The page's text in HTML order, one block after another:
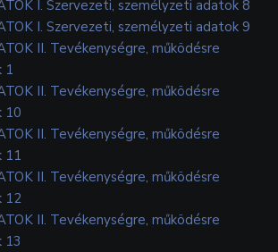
I. Szervezeti, személyzeti adatok 8
I. Szervezeti, személyzeti adatok 9
II. Tevékenységre, működésre
1
II. Tevékenységre, működésre
10
II. Tevékenységre, működésre
11
II. Tevékenységre, működésre
12
II. Tevékenységre, működésre
13